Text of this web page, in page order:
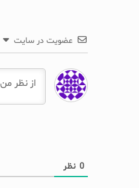
عضویت در سایت
0نظر